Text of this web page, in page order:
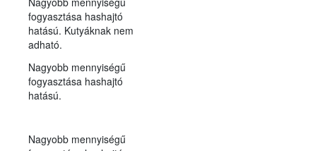
fogyasztása hashajtó
hatású. Kutyáknak nem
adható.
Nagyobb mennyiségű
fogyasztása hashajtó
hatású.
Nagyobb mennyiségű